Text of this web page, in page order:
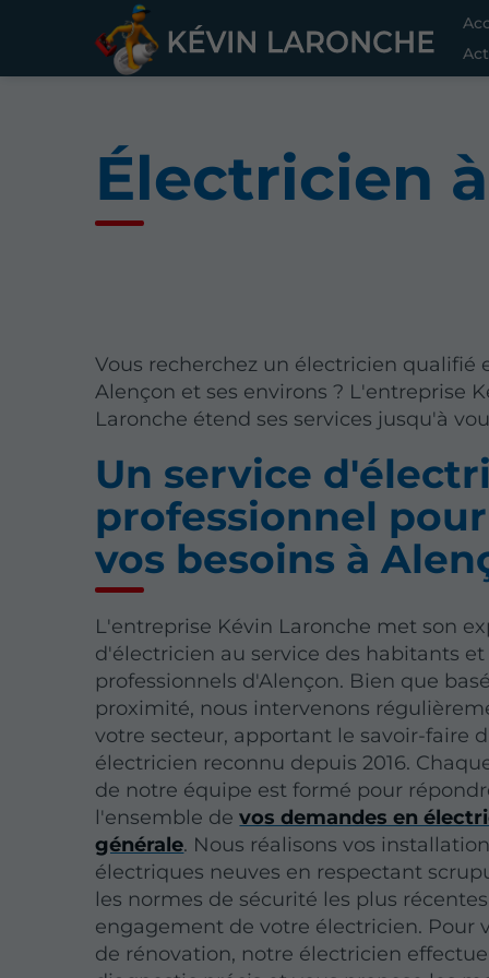
Électricien
Vous recherchez un électricien qualifié
Alençon et ses environs ? L'entreprise
Laronche étend ses services jusqu'à
Un service
professionnel
vos besoins à
L'entreprise Kévin Laronche met son
d'électricien au service des habitants et
professionnels d'Alençon. Bien que
proximité, nous intervenons
votre secteur, apportant le savoir-faire
électricien reconnu depuis 2016.
de notre équipe est formé pour
l'ensemble devos demandes en
générale. Nous réalisons vos
électriques neuves en respectant
les normes de sécurité les plus
engagement de votre électricien. Pour
de rénovation, notre électricien